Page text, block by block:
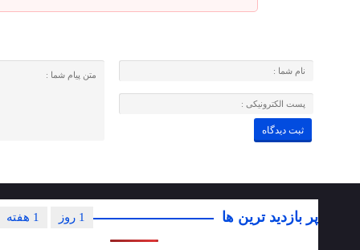
پر بازدید ترین ها 1 هفته 1 روز